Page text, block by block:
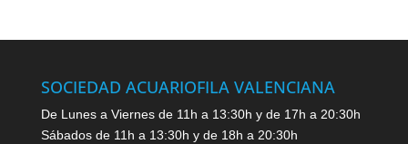
SOCIEDAD ACUARIOFILA VALENCIANA
De Lunes a Viernes de 11h a 13:30h y de 17h a 20:30h
Sábados de 11h a 13:30h y de 18h a 20:30h